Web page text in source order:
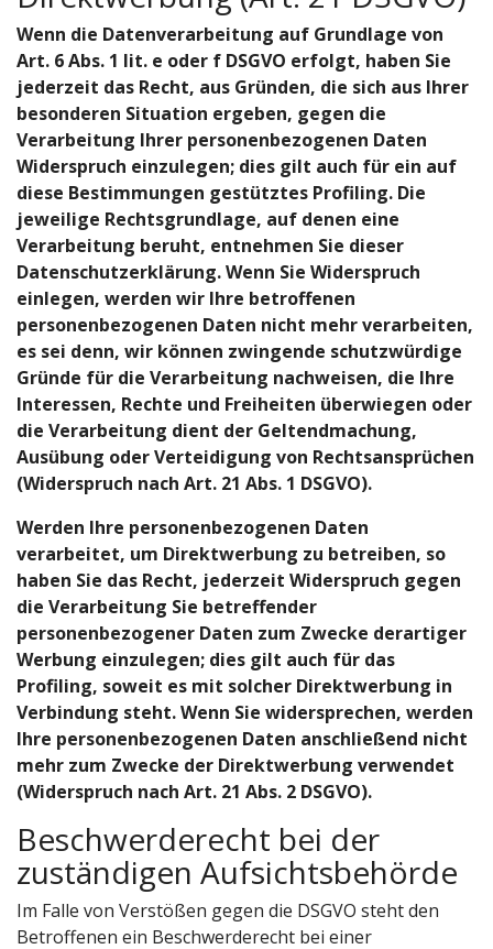
Wenn die Datenverarbeitung auf Grundlage von
Art. 6 Abs. 1 lit. e oder f DSGVO erfolgt, haben Sie
jederzeit das Recht, aus Gründen, die sich aus Ihrer
besonderen Situation ergeben, gegen die
Verarbeitung Ihrer personenbezogenen Daten
Widerspruch einzulegen; dies gilt auch für ein auf
diese Bestimmungen gestütztes Profiling. Die
jeweilige Rechtsgrundlage, auf denen eine
Verarbeitung beruht, entnehmen Sie dieser
Datenschutzerklärung. Wenn Sie Widerspruch
einlegen, werden wir Ihre betroffenen
personenbezogenen Daten nicht mehr verarbeiten,
es sei denn, wir können zwingende schutzwürdige
Gründe für die Verarbeitung nachweisen, die Ihre
Interessen, Rechte und Freiheiten überwiegen oder
die Verarbeitung dient der Geltendmachung,
Ausübung oder Verteidigung von Rechtsansprüchen
(Widerspruch nach Art. 21 Abs. 1 DSGVO).
Werden Ihre personenbezogenen Daten
verarbeitet, um Direktwerbung zu betreiben, so
haben Sie das Recht, jederzeit Widerspruch gegen
die Verarbeitung Sie betreffender
personenbezogener Daten zum Zwecke derartiger
Werbung einzulegen; dies gilt auch für das
Profiling, soweit es mit solcher Direktwerbung in
Verbindung steht. Wenn Sie widersprechen, werden
Ihre personenbezogenen Daten anschließend nicht
mehr zum Zwecke der Direktwerbung verwendet
(Widerspruch nach Art. 21 Abs. 2 DSGVO).
Beschwerderecht bei der
zuständigen Aufsichtsbehörde
Im Falle von Verstößen gegen die DSGVO steht den
Betroffenen ein Beschwerderecht bei einer